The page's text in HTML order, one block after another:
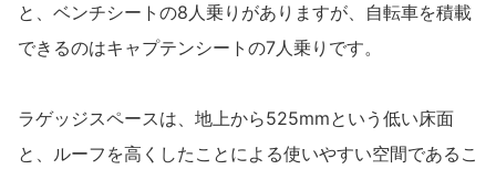
と、ベンチシートの8人乗りがありますが、自転車を積載
できるのはキャプテンシートの7人乗りです。
ラゲッジスペースは、地上から525mmという低い床面
と、ルーフを高くしたことによる使いやすい空間であるこ